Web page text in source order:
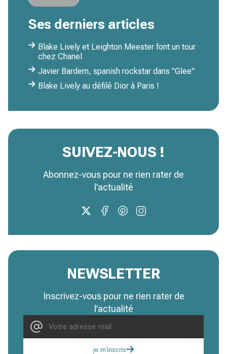
Ses derniers articles
Blake Lively et Leighton Meester font un tour
chez Chanel
Javier Bardem, spanish rockstar dans "Glee"
Blake Lively au défilé Dior à Paris !
SUIVEZ-NOUS !
Abonnez-vous pour ne rien rater de
l’actualité
NEWSLETTER
Inscrivez-vous pour ne rien rater de
l’actualité
je m'inscris